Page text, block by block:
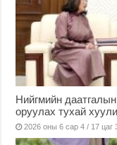
Нийгмийн
оруулах тухай
2026 оны 6 сар 4 / 17 цаг